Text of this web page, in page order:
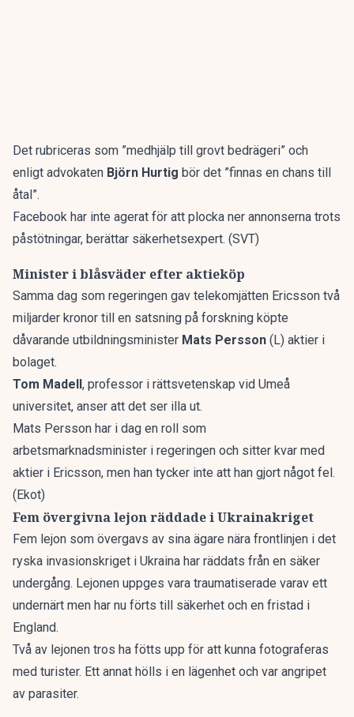
Det rubriceras som ”medhjälp till grovt bedrägeri” och
enligt advokaten Björn Hurtig bör det ”finnas en chans till
åtal”.
Facebook har inte agerat för att plocka ner annonserna trots
påstötningar, berättar säkerhetsexpert. (SVT)
Minister i blåsväder efter aktieköp
Samma dag som regeringen gav telekomjätten Ericsson två
miljarder kronor till en satsning på forskning köpte
dåvarande utbildningsminister Mats Persson (L) aktier i
bolaget.
Tom Madell, professor i rättsvetenskap vid Umeå
universitet, anser att det ser illa ut.
Mats Persson har i dag en roll som
arbetsmarknadsminister i regeringen och sitter kvar med
aktier i Ericsson, men han tycker inte att han gjort något fel.
(Ekot)
Fem övergivna lejon räddade i Ukrainakriget
Fem lejon som övergavs av sina ägare nära frontlinjen i det
ryska invasionskriget i Ukraina har räddats från en säker
undergång. Lejonen uppges vara traumatiserade varav ett
undernärt men har nu förts till säkerhet och en fristad i
England.
Två av lejonen tros ha fötts upp för att kunna fotograferas
med turister. Ett annat hölls i en lägenhet och var angripet
av parasiter.